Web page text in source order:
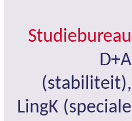
Studiebureau
D+A
(stabiliteit),
LingK (speciale